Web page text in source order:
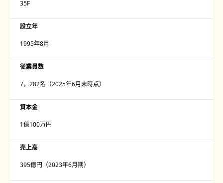
35F
設立年
1995年8月
従業員数
7，282名（2025年6月末時点）
資本金
1億100万円
売上高
395億円（2023年6月期）